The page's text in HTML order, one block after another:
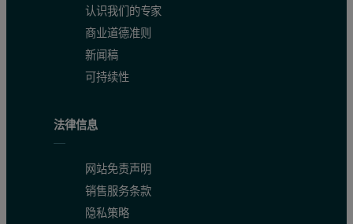
认识我们的专家
商业道德准则
新闻稿
可持续性
法律信息
网站免责声明
销售服务条款
隐私策略